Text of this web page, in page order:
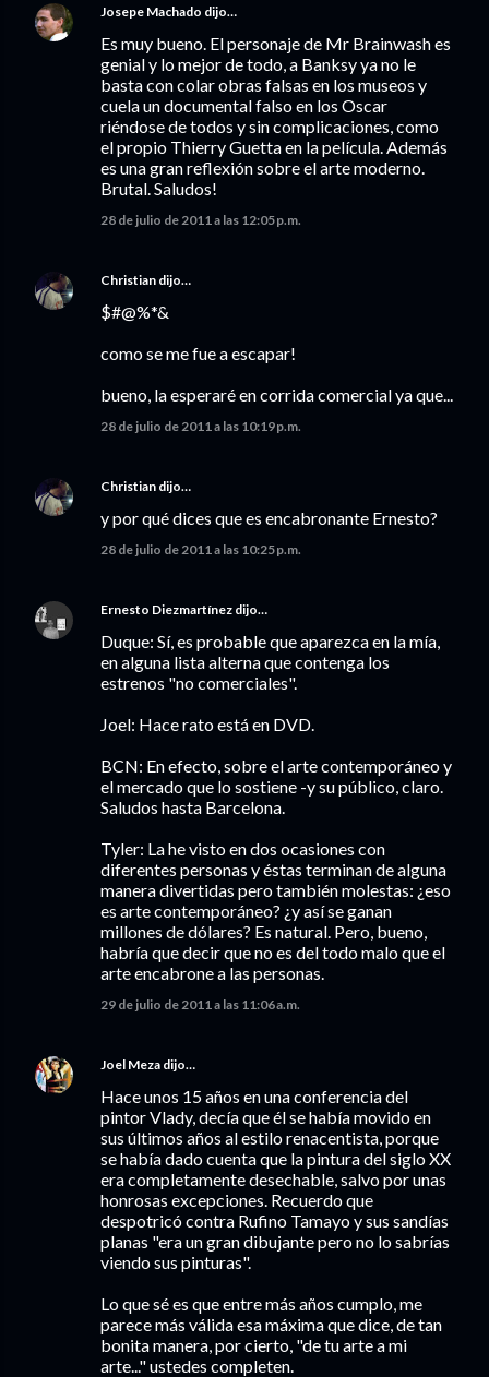
Josepe Machado dijo…
Es muy bueno. El personaje de Mr Brainwash es
genial y lo mejor de todo, a Banksy ya no le
basta con colar obras falsas en los museos y
cuela un documental falso en los Oscar
riéndose de todos y sin complicaciones, como
el propio Thierry Guetta en la película. Además
es una gran reflexión sobre el arte moderno.
Brutal. Saludos!
28 de julio de 2011 a las 12:05 p.m.
Christian dijo…
$#@%*&
como se me fue a escapar!
bueno, la esperaré en corrida comercial ya que...
28 de julio de 2011 a las 10:19 p.m.
Christian dijo…
y por qué dices que es encabronante Ernesto?
28 de julio de 2011 a las 10:25 p.m.
Ernesto Diezmartínez dijo…
Duque: Sí, es probable que aparezca en la mía,
en alguna lista alterna que contenga los
estrenos "no comerciales".
Joel: Hace rato está en DVD.
BCN: En efecto, sobre el arte contemporáneo y
el mercado que lo sostiene -y su público, claro.
Saludos hasta Barcelona.
Tyler: La he visto en dos ocasiones con
diferentes personas y éstas terminan de alguna
manera divertidas pero también molestas: ¿eso
es arte contemporáneo? ¿y así se ganan
millones de dólares? Es natural. Pero, bueno,
habría que decir que no es del todo malo que el
arte encabrone a las personas.
29 de julio de 2011 a las 11:06 a.m.
Joel Meza dijo…
Hace unos 15 años en una conferencia del
pintor Vlady, decía que él se había movido en
sus últimos años al estilo renacentista, porque
se había dado cuenta que la pintura del siglo XX
era completamente desechable, salvo por unas
honrosas excepciones. Recuerdo que
despotricó contra Rufino Tamayo y sus sandías
planas "era un gran dibujante pero no lo sabrías
viendo sus pinturas".
Lo que sé es que entre más años cumplo, me
parece más válida esa máxima que dice, de tan
bonita manera, por cierto, "de tu arte a mi
arte..." ustedes completen.